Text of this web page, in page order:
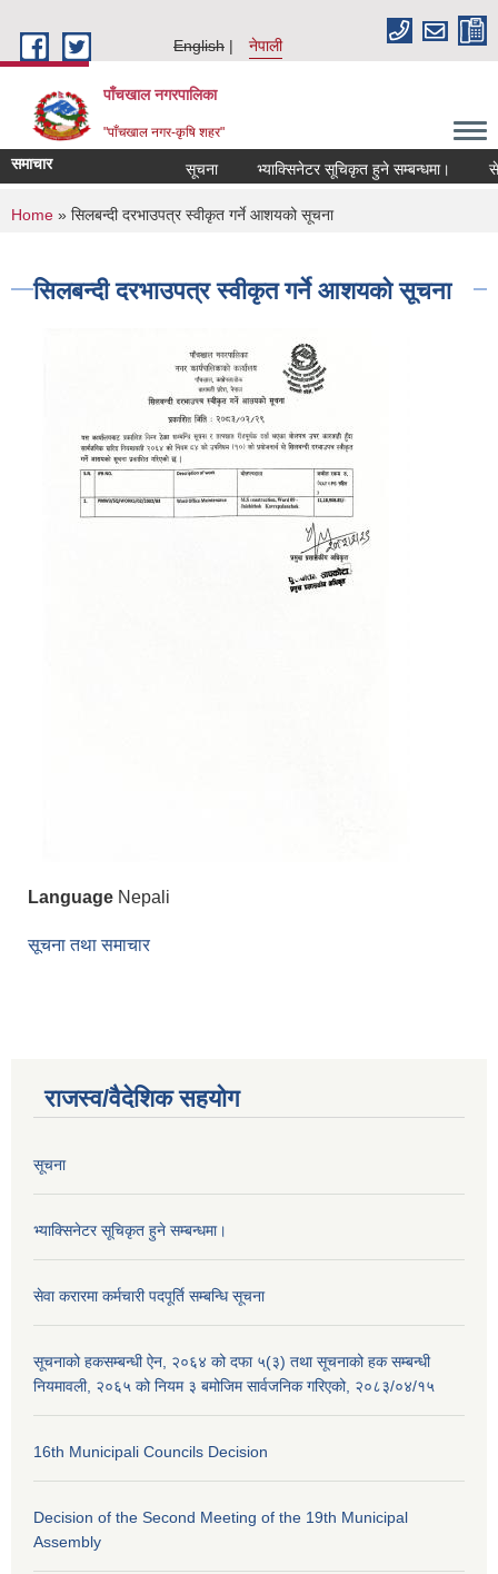
English
नेपाली
पाँचखाल नगरपालिका
"पाँचखाल नगर-कृषि शहर"
समाचार सूचना भ्याक्सिनेटर सूचिकृत हुने सम्बन्धमा।
You are here
Home » सिलबन्दी दरभाउपत्र स्वीकृत गर्ने आशयको सूचना
सिलबन्दी दरभाउपत्र स्वीकृत गर्ने आशयको सूचना
Language Nepali
सूचना तथा समाचार
राजस्व/वैदेशिक सहयोग
सूचना
भ्याक्सिनेटर सूचिकृत हुने सम्बन्धमा।
सेवा करारमा कर्मचारी पदपूर्ति सम्बन्धि सूचना
सूचनाको हकसम्बन्धी ऐन, २०६४ को दफा ५(३) तथा सूचनाको हक सम्बन्धी
नियमावली, २०६५ को नियम ३ बमोजिम सार्वजनिक गरिएको, २०८३/०४/१५
16th Municipali Councils Decision
Decision of the Second Meeting of the 19th Municipal
Assembly